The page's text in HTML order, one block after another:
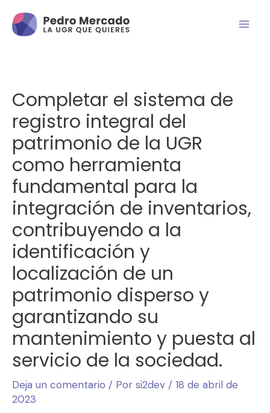
Completar el sistema de
registro integral del
patrimonio de la UGR
como herramienta
fundamental para la
integración de inventarios,
contribuyendo a la
identificación y
localización de un
patrimonio disperso y
garantizando su
mantenimiento y puesta al
servicio de la sociedad.
Deja un comentario / Por si2dev / 18 de abril de
2023